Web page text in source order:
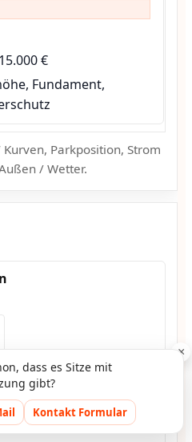
€
Fundament,
Parkposition, Strom
/ Wetter.
×
dass es Sitze mit
gibt?
Kontakt Formular